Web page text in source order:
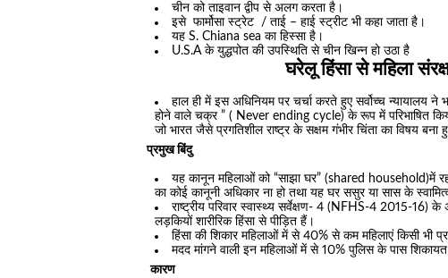
चीन को ताइवान द्वीप से अलग करता है।
इसे फार्मोसा स्ट्रेट / ताई – हाई स्ट्रीट भी कहा जाता है।
यह S. Chiana sea का हिस्सा है।
U.S.A के युद्धपोत की उपस्थिति से चीन खिन्न हो उठा है
घरेलू हिंसा से महिला
हाल ही में इस अधिनियम पर चर्चा करते हुए सर्वोच्च न्यायालय
होने वाले चक्र ” ( Never ending cycle) के रूप में परिभाषित
जो भारत जैसे प्रगतिशील राष्ट्र के सक्षम गंभीर चिंता का विषय बना
प्रमुख बिंदु
यह कानून महिलाओं को “साझा घर” (shared household)में
का कोई कानूनी अधिकार ना हो तथा यह घर ससुर या सास के
राष्ट्रीय परिवार स्वास्थ्य सर्वेक्षण- 4 (NFHS-4 2015-
लड़कियों शारीरिक हिंसा से पीड़ित हैं।
हिंसा की शिकार महिलाओं में से 40% से कम महिलाएं किसी भी
मदद मांगने वाली इन महिलाओं में से 10% पुलिस के पास शिकायत
कारण